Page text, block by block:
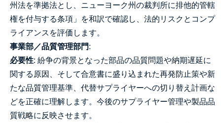
州法を準拠法とし、ニューヨーク州の裁判所に排他的管轄
権を付与する条項」を和訳で確認し、法的リスクとコンプ
ライアンスを評価します。
事業部／品質管理部門:
必要性: 紛争の背景となった部品の品質問題や納期遅延に
関する原因、そして合意書に盛り込まれた再発防止策や新
たな品質管理基準、代替サプライヤーへの切り替え計画な
どを正確に理解します。今後のサプライヤー管理や製品品
質戦略に反映させます。